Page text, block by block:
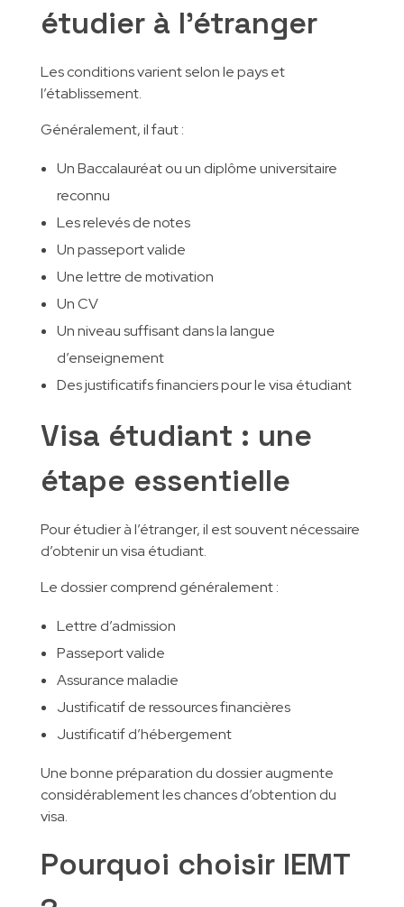
étudier à l’étranger
Les conditions varient selon le pays et
l’établissement.
Généralement, il faut :
Un Baccalauréat ou un diplôme universitaire
reconnu
Les relevés de notes
Un passeport valide
Une lettre de motivation
Un CV
Un niveau suffisant dans la langue
d’enseignement
Des justificatifs financiers pour le visa étudiant
Visa étudiant : une
étape essentielle
Pour étudier à l’étranger, il est souvent nécessaire
d’obtenir un visa étudiant.
Le dossier comprend généralement :
Lettre d’admission
Passeport valide
Assurance maladie
Justificatif de ressources financières
Justificatif d’hébergement
Une bonne préparation du dossier augmente
considérablement les chances d’obtention du
visa.
Pourquoi choisir IEMT